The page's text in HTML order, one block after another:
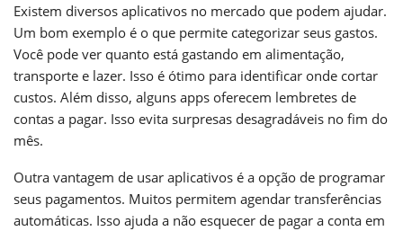
Existem diversos aplicativos no mercado que podem ajudar.
Um bom exemplo é o que permite categorizar seus gastos.
Você pode ver quanto está gastando em alimentação,
transporte e lazer. Isso é ótimo para identificar onde cortar
custos. Além disso, alguns apps oferecem lembretes de
contas a pagar. Isso evita surpresas desagradáveis no fim do
mês.
Outra vantagem de usar aplicativos é a opção de programar
seus pagamentos. Muitos permitem agendar transferências
automáticas. Isso ajuda a não esquecer de pagar a conta em